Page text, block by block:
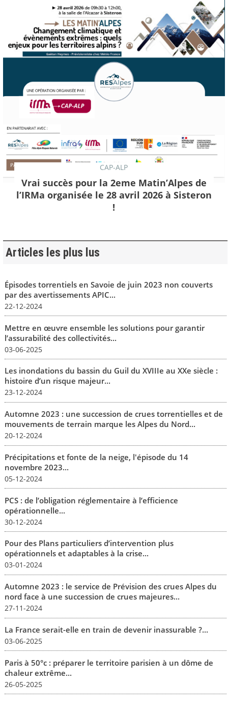
CAP-ALP
Vrai succès pour la 2eme Matin’Alpes de
l’IRMa organisée le 28 avril 2026 à Sisteron
!
Articles les plus lus
Épisodes torrentiels en Savoie de juin 2023 non couverts
par des avertissements APIC...
22-12-2024
Mettre en œuvre ensemble les solutions pour garantir
l’assurabilité des collectivités...
03-06-2025
Les inondations du bassin du Guil du XVIIIe au XXe siècle :
histoire d’un risque majeur...
23-12-2024
Automne 2023 : une succession de crues torrentielles et de
mouvements de terrain marque les Alpes du Nord...
20-12-2024
Précipitations et fonte de la neige, l'épisode du 14
novembre 2023...
05-12-2024
PCS : de l’obligation réglementaire à l’efficience
opérationnelle...
30-12-2024
Pour des Plans particuliers d’intervention plus
opérationnels et adaptables à la crise...
03-01-2024
Automne 2023 : le service de Prévision des crues Alpes du
nord face à une succession de crues majeures...
27-11-2024
La France serait-elle en train de devenir inassurable ?...
03-06-2025
Paris à 50°c : préparer le territoire parisien à un dôme de
chaleur extrême...
26-05-2025